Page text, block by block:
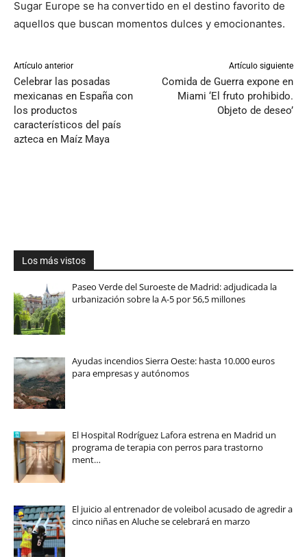
Sugar Europe se ha convertido en el destino favorito de
aquellos que buscan momentos dulces y emocionantes.
Artículo anterior
Celebrar las posadas
mexicanas en España con
los productos
característicos del país
azteca en Maíz Maya
Artículo siguiente
Comida de Guerra expone en
Miami ‘El fruto prohibido.
Objeto de deseo’
Los más vistos
Paseo Verde del Suroeste de Madrid: adjudicada la
urbanización sobre la A-5 por 56,5 millones
Ayudas incendios Sierra Oeste: hasta 10.000 euros
para empresas y autónomos
El Hospital Rodríguez Lafora estrena en Madrid un
programa de terapia con perros para trastorno
ment…
El juicio al entrenador de voleibol acusado de agredir a
cinco niñas en Aluche se celebrará en marzo